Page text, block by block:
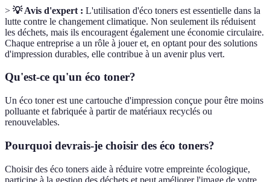
> 💡 Avis d'expert : L'utilisation d'éco toners est essentielle dans la
lutte contre le changement climatique. Non seulement ils réduisent
les déchets, mais ils encouragent également une économie circulaire.
Chaque entreprise a un rôle à jouer et, en optant pour des solutions
d'impression durables, elle contribue à un avenir plus vert.
Qu'est-ce qu'un éco toner?
Un éco toner est une cartouche d'impression conçue pour être moins
polluante et fabriquée à partir de matériaux recyclés ou
renouvelables.
Pourquoi devrais-je choisir des éco toners?
Choisir des éco toners aide à réduire votre empreinte écologique,
participe à la gestion des déchets et peut améliorer l'image de votre